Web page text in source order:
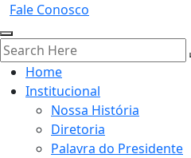
Fale Conosco
Home
Institucional
Nossa História
Diretoria
Palavra do Presidente